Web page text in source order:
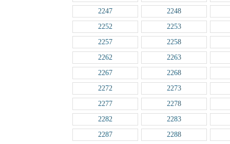
2247
2248
2252
2253
2257
2258
2262
2263
2267
2268
2272
2273
2277
2278
2282
2283
2287
2288